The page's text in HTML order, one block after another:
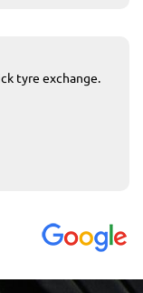
tyre exchange.